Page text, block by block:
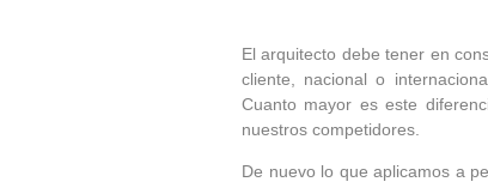
El arquitecto debe tener en
cliente, nacional o
Cuanto mayor es este
nuestros competidores.
De nuevo lo que aplicamos a